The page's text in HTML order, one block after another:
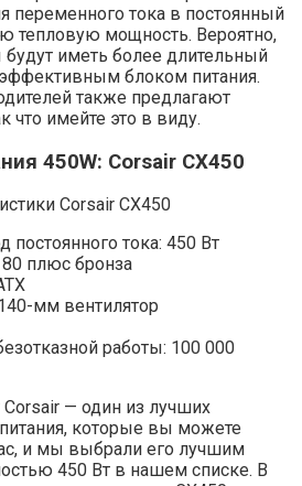
переменного тока в постоянный
тепловую мощность. Вероятно,
иметь более длительный
блоком питания.
также предлагают
что имейте это в виду.
450W: Corsair CX450
Corsair CX450
тока: 450 Вт
плюс бронза
мм вентилятор
работы: 100 000
— один из лучших
которые вы можете
и мы выбрали его лучшим
450 Вт в нашем списке. В